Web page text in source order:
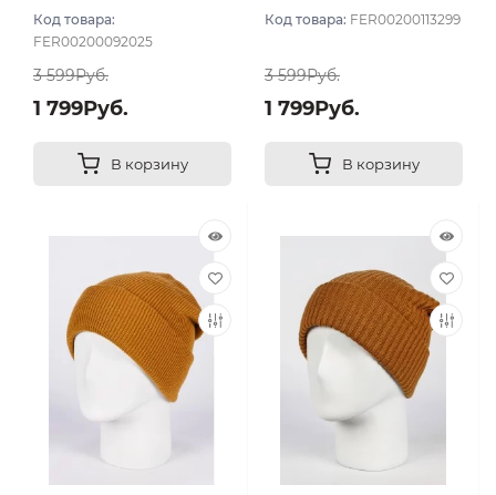
Код товара:
FER00200092025
3 599Руб.
1 799Руб.
В корзину
Код товара: FER00200113299
3 599Руб.
1 799Руб.
В корзину